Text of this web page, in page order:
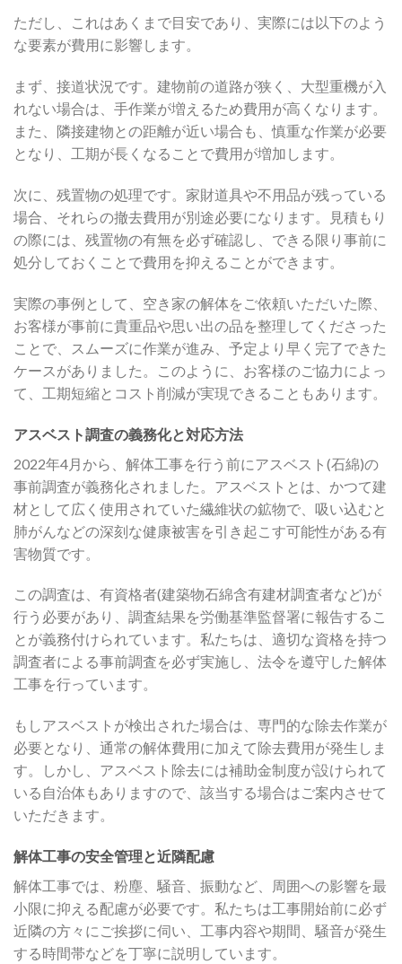
ただし、これはあくまで目安であり、実際には以下のよう
な要素が費用に影響します。
まず、接道状況です。建物前の道路が狭く、大型重機が入
れない場合は、手作業が増えるため費用が高くなります。
また、隣接建物との距離が近い場合も、慎重な作業が必要
となり、工期が長くなることで費用が増加します。
次に、残置物の処理です。家財道具や不用品が残っている
場合、それらの撤去費用が別途必要になります。見積もり
の際には、残置物の有無を必ず確認し、できる限り事前に
処分しておくことで費用を抑えることができます。
実際の事例として、空き家の解体をご依頼いただいた際、
お客様が事前に貴重品や思い出の品を整理してくださった
ことで、スムーズに作業が進み、予定より早く完了できた
ケースがありました。このように、お客様のご協力によっ
て、工期短縮とコスト削減が実現できることもあります。
アスベスト調査の義務化と対応方法
2022年4月から、解体工事を行う前にアスベスト(石綿)の
事前調査が義務化されました。アスベストとは、かつて建
材として広く使用されていた繊維状の鉱物で、吸い込むと
肺がんなどの深刻な健康被害を引き起こす可能性がある有
害物質です。
この調査は、有資格者(建築物石綿含有建材調査者など)が
行う必要があり、調査結果を労働基準監督署に報告するこ
とが義務付けられています。私たちは、適切な資格を持つ
調査者による事前調査を必ず実施し、法令を遵守した解体
工事を行っています。
もしアスベストが検出された場合は、専門的な除去作業が
必要となり、通常の解体費用に加えて除去費用が発生しま
す。しかし、アスベスト除去には補助金制度が設けられて
いる自治体もありますので、該当する場合はご案内させて
いただきます。
解体工事の安全管理と近隣配慮
解体工事では、粉塵、騒音、振動など、周囲への影響を最
小限に抑える配慮が必要です。私たちは工事開始前に必ず
近隣の方々にご挨拶に伺い、工事内容や期間、騒音が発生
する時間帯などを丁寧に説明しています。